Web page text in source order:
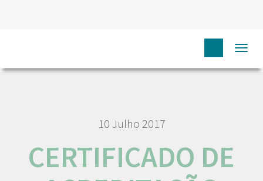
CERTIFICADO DE ACREDITAÇÃO CHKS
DO CENTRO DE REFERÊNCIA ONCOLÓGICA PEDIÁTRICA (2023-2025)
10 Julho 2017
CERTIFICADO DE